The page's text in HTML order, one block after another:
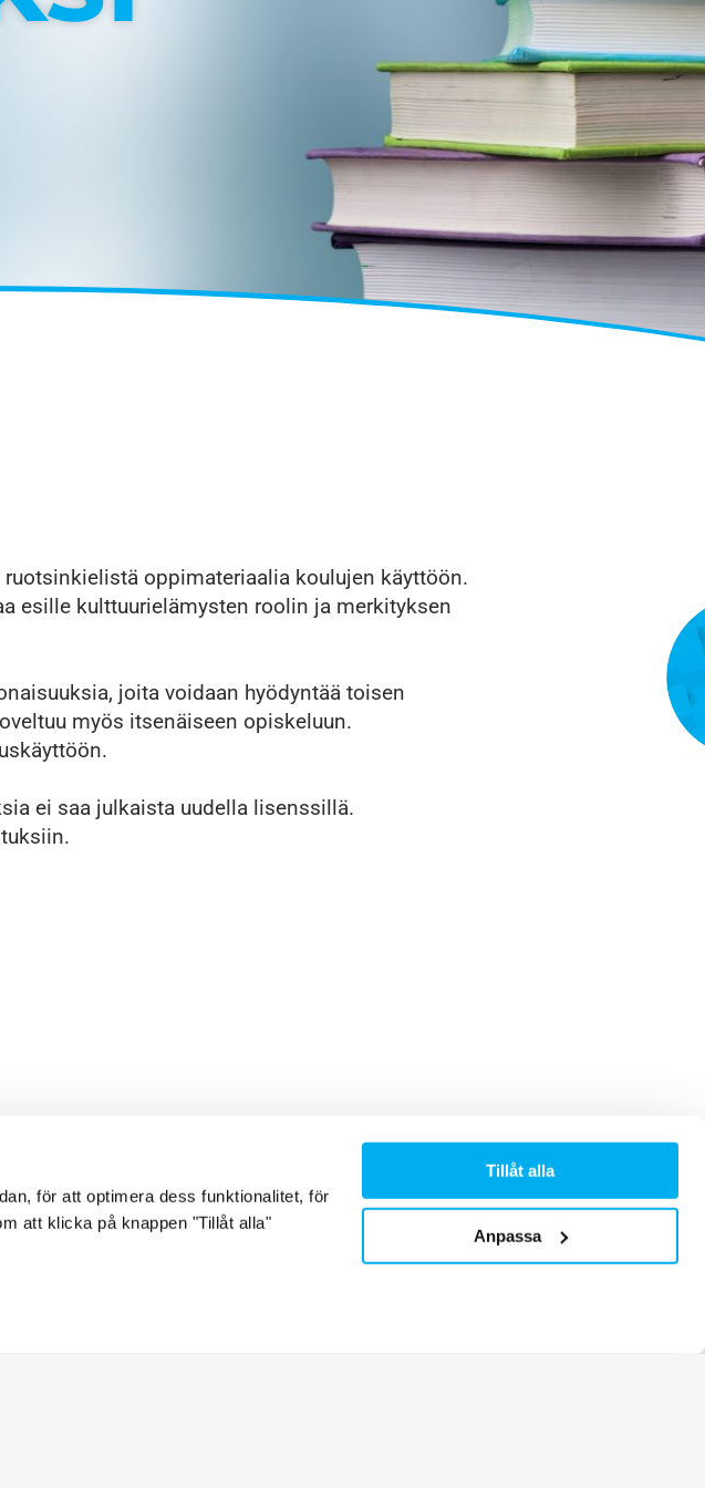
för att optimera dess funktionalitet, för
att klicka på knappen "Tillåt alla"
Tillåt alla
Anpassa
oppimateriaalia koulujen käyttöön.
esille kulttuurielämysten roolin ja merkityksen
joita voidaan hyödyntää toisen
myös itsenäiseen opiskeluun.
ei saa julkaista uudella lisenssillä.